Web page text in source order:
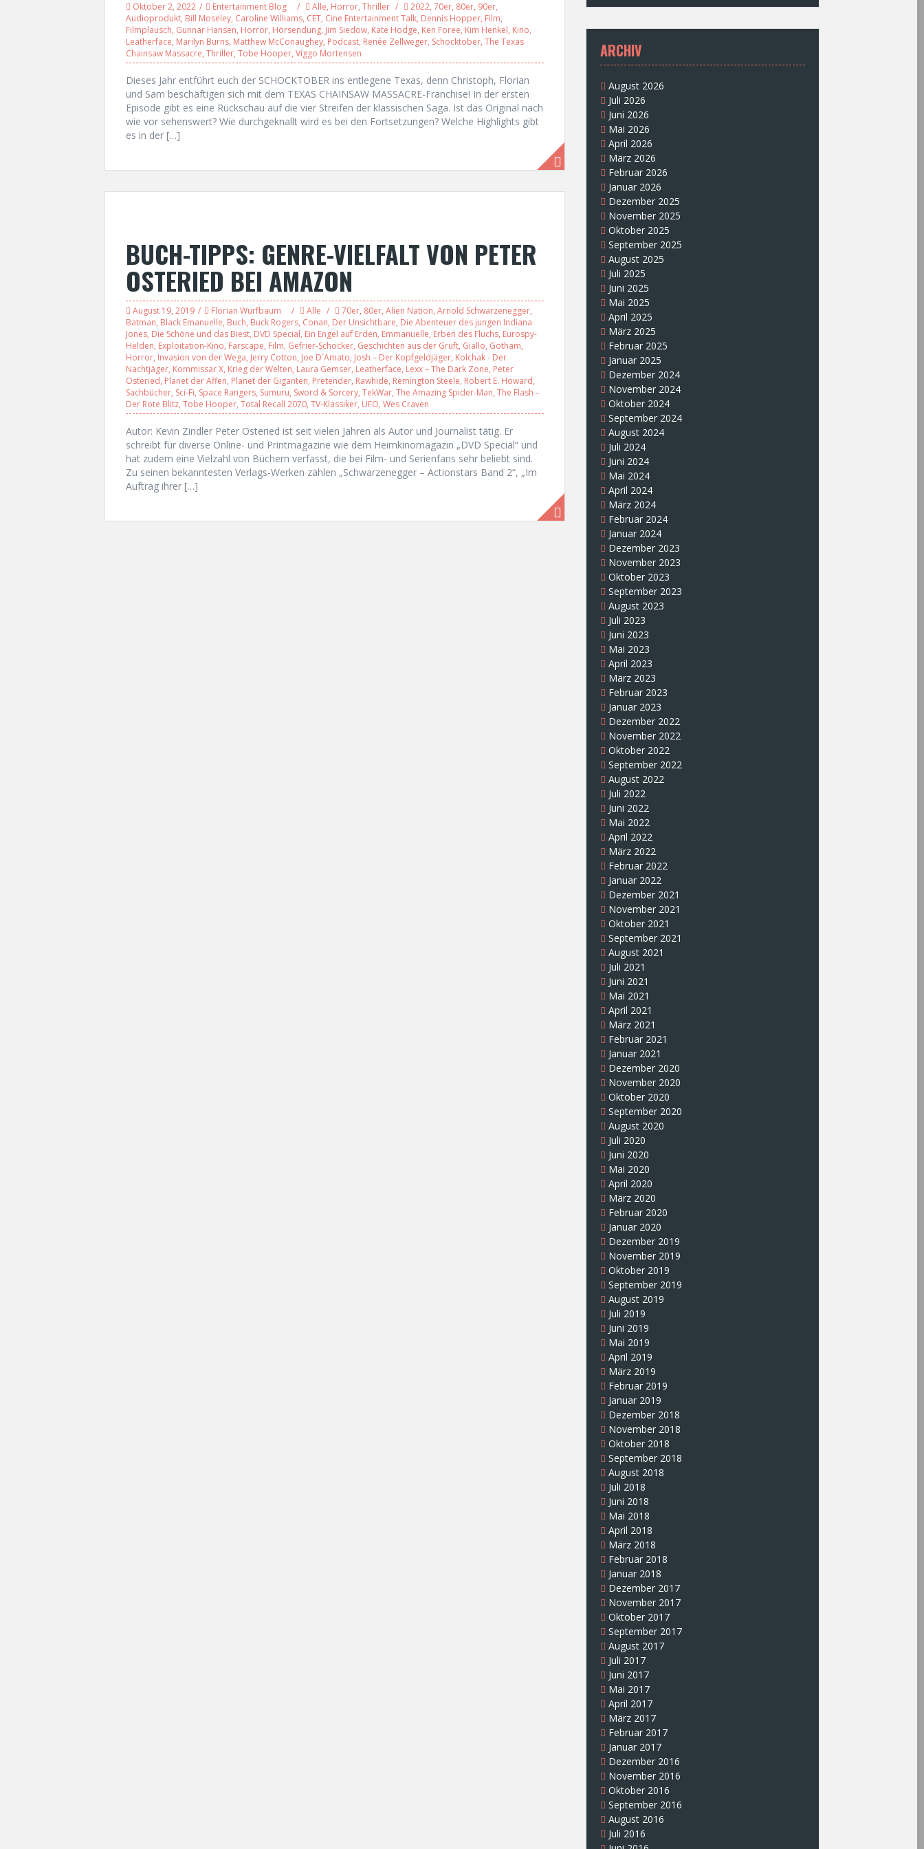
Oktober 2, 2022 Entertainment Blog Alle, Horror, Thriller 2022, 70er, 80er, 90er,
Audioprodukt, Bill Moseley, Caroline Williams, CET, Cine Entertainment Talk, Dennis Hopper, Film,
Filmplausch, Gunnar Hansen, Horror, Hörsendung, Jim Siedow, Kate Hodge, Ken Foree, Kim Henkel, Kino,
Leatherface, Marilyn Burns, Matthew McConaughey, Podcast, Renée Zellweger, Schocktober, The Texas
Chainsaw Massacre, Thriller, Tobe Hooper, Viggo Mortensen
Dieses Jahr entführt euch der SCHOCKTOBER ins entlegene Texas, denn Christoph, Florian
und Sam beschäftigen sich mit dem TEXAS CHAINSAW MASSACRE-Franchise! In der ersten
Episode gibt es eine Rückschau auf die vier Streifen der klassischen Saga. Ist das Original nach
wie vor sehenswert? Wie durchgeknallt wird es bei den Fortsetzungen? Welche Highlights gibt
es in der […]
BUCH-TIPPS: GENRE-VIELFALT VON PETER
OSTERIED BEI AMAZON
August 19, 2019 Florian Wurfbaum Alle 70er, 80er, Alien Nation, Arnold Schwarzenegger,
Batman, Black Emanuelle, Buch, Buck Rogers, Conan, Der Unsichtbare, Die Abenteuer des jungen Indiana
Jones, Die Schöne und das Biest, DVD Special, Ein Engel auf Erden, Emmanuelle, Erben des Fluchs, Eurospy-
Helden, Exploitation-Kino, Farscape, Film, Gefrier-Schocker, Geschichten aus der Gruft, Giallo, Gotham,
Horror, Invasion von der Wega, Jerry Cotton, Joe D´Amato, Josh – Der Kopfgeldjäger, Kolchak - Der
Nachtjäger, Kommissar X, Krieg der Welten, Laura Gemser, Leatherface, Lexx – The Dark Zone, Peter
Osteried, Planet der Affen, Planet der Giganten, Pretender, Rawhide, Remington Steele, Robert E. Howard,
Sachbücher, Sci-Fi, Space Rangers, Sumuru, Sword & Sorcery, TekWar, The Amazing Spider-Man, The Flash –
Der Rote Blitz, Tobe Hooper, Total Recall 2070, TV-Klassiker, UFO, Wes Craven
Autor: Kevin Zindler Peter Osteried ist seit vielen Jahren als Autor und Journalist tätig. Er
schreibt für diverse Online- und Printmagazine wie dem Heimkinomagazin „DVD Special“ und
hat zudem eine Vielzahl von Büchern verfasst, die bei Film- und Serienfans sehr beliebt sind.
Zu seinen bekanntesten Verlags-Werken zählen „Schwarzenegger – Actionstars Band 2“, „Im
Auftrag ihrer […]
ARCHIV
August 2026
Juli 2026
Juni 2026
Mai 2026
April 2026
März 2026
Februar 2026
Januar 2026
Dezember 2025
November 2025
Oktober 2025
September 2025
August 2025
Juli 2025
Juni 2025
Mai 2025
April 2025
März 2025
Februar 2025
Januar 2025
Dezember 2024
November 2024
Oktober 2024
September 2024
August 2024
Juli 2024
Juni 2024
Mai 2024
April 2024
März 2024
Februar 2024
Januar 2024
Dezember 2023
November 2023
Oktober 2023
September 2023
August 2023
Juli 2023
Juni 2023
Mai 2023
April 2023
März 2023
Februar 2023
Januar 2023
Dezember 2022
November 2022
Oktober 2022
September 2022
August 2022
Juli 2022
Juni 2022
Mai 2022
April 2022
März 2022
Februar 2022
Januar 2022
Dezember 2021
November 2021
Oktober 2021
September 2021
August 2021
Juli 2021
Juni 2021
Mai 2021
April 2021
März 2021
Februar 2021
Januar 2021
Dezember 2020
November 2020
Oktober 2020
September 2020
August 2020
Juli 2020
Juni 2020
Mai 2020
April 2020
März 2020
Februar 2020
Januar 2020
Dezember 2019
November 2019
Oktober 2019
September 2019
August 2019
Juli 2019
Juni 2019
Mai 2019
April 2019
März 2019
Februar 2019
Januar 2019
Dezember 2018
November 2018
Oktober 2018
September 2018
August 2018
Juli 2018
Juni 2018
Mai 2018
April 2018
März 2018
Februar 2018
Januar 2018
Dezember 2017
November 2017
Oktober 2017
September 2017
August 2017
Juli 2017
Juni 2017
Mai 2017
April 2017
März 2017
Februar 2017
Januar 2017
Dezember 2016
November 2016
Oktober 2016
September 2016
August 2016
Juli 2016